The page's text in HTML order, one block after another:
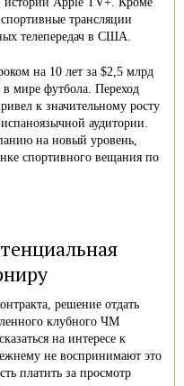
трансляции
телепередач в США.
на 10 лет за $2,5 млрд
мире футбола. Переход
к значительному росту
аудитории.
на новый уровень,
спортивного вещания по
решение отдать
клубного ЧМ
на интересе к
не воспринимают это
платить за просмотр